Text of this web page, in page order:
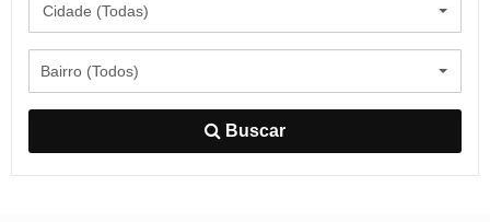
Cidade (Todas)
Bairro (Todos)
Buscar